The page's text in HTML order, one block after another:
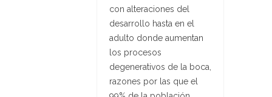
con alteraciones del
desarrollo hasta en el
adulto donde aumentan
los procesos
degenerativos de la boca,
razones por las que el